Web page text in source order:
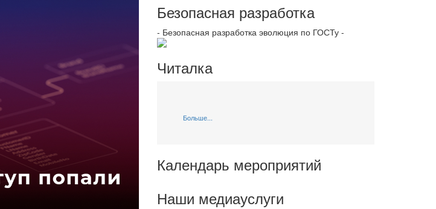
Безопасная разработка
- Безопасная разработка эволюция по ГОСТу -
Читалка
Больше...
Календарь мероприятий
Наши медиауслуги